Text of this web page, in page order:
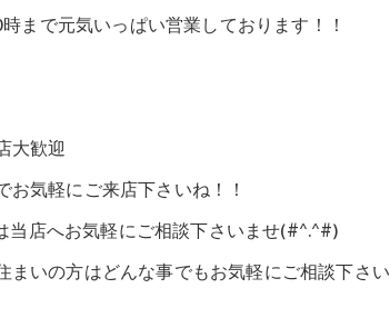
まで元気いっぱい営業しております！！
大歓迎
気軽にご来店下さいね！！
当店へお気軽にご相談下さいませ(#^.^#)
いの方はどんな事でもお気軽にご相談下さい